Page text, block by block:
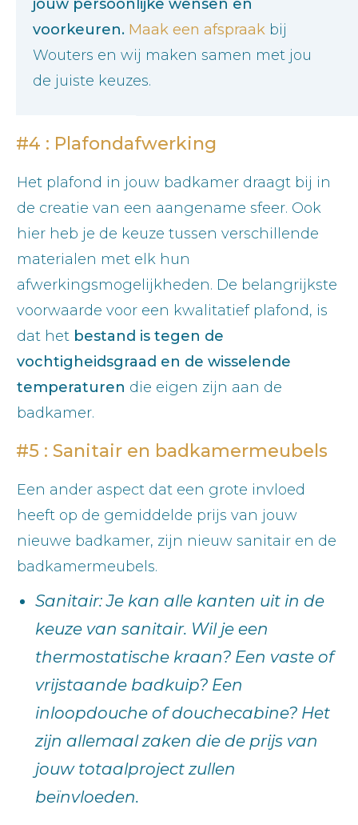
jouw persoonlijke wensen en
voorkeuren. Maak een afspraak bij
Wouters en wij maken samen met jou
de juiste keuzes.
#4 : Plafondafwerking
Het plafond in jouw badkamer draagt bij in
de creatie van een aangename sfeer. Ook
hier heb je de keuze tussen verschillende
materialen met elk hun
afwerkingsmogelijkheden. De belangrijkste
voorwaarde voor een kwalitatief plafond, is
dat het bestand is tegen de
vochtigheidsgraad en de wisselende
temperaturen die eigen zijn aan de
badkamer.
#5 : Sanitair en badkamermeubels
Een ander aspect dat een grote invloed
heeft op de gemiddelde prijs van jouw
nieuwe badkamer, zijn nieuw sanitair en de
badkamermeubels.
Sanitair: Je kan alle kanten uit in de
keuze van sanitair. Wil je een
thermostatische kraan? Een vaste of
vrijstaande badkuip? Een
inloopdouche of douchecabine? Het
zijn allemaal zaken die de prijs van
jouw totaalproject zullen
beïnvloeden.